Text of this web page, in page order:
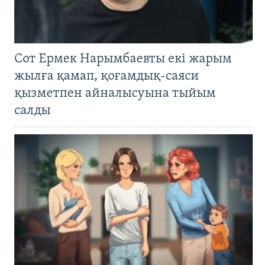
Сот Ермек Нарымбаевты екі жарым
жылға қамап, қоғамдық-саяси
қызметпен айналысуына тыйым
салды